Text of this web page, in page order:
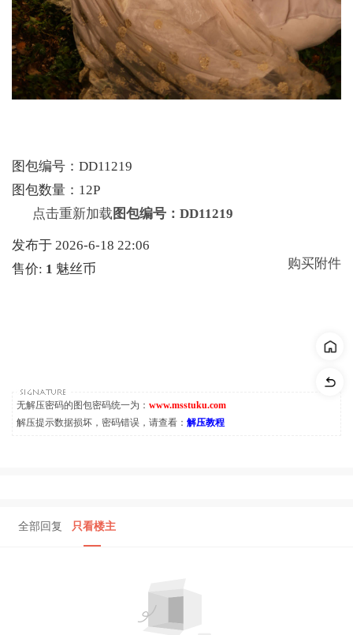
图包编号：DD11219
图包数量：12P
点击重新加载 图包编号：DD11219
发布于 2026-6-18 22:06
售价: 1 魅丝币 购买附件
无解压密码的图包密码统一为： www.msstuku.com
解压提示数据损坏，密码错误，请查看： 解压教程
全部回复 只看楼主